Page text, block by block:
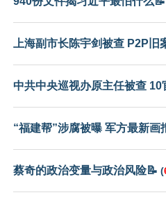
上海副市长陈宇剑被查 P2P旧
中共中央巡视办原主任被查 10
“福建帮”涉腐被曝 军方最新画
蔡奇的政治变量与政治风险📝 (